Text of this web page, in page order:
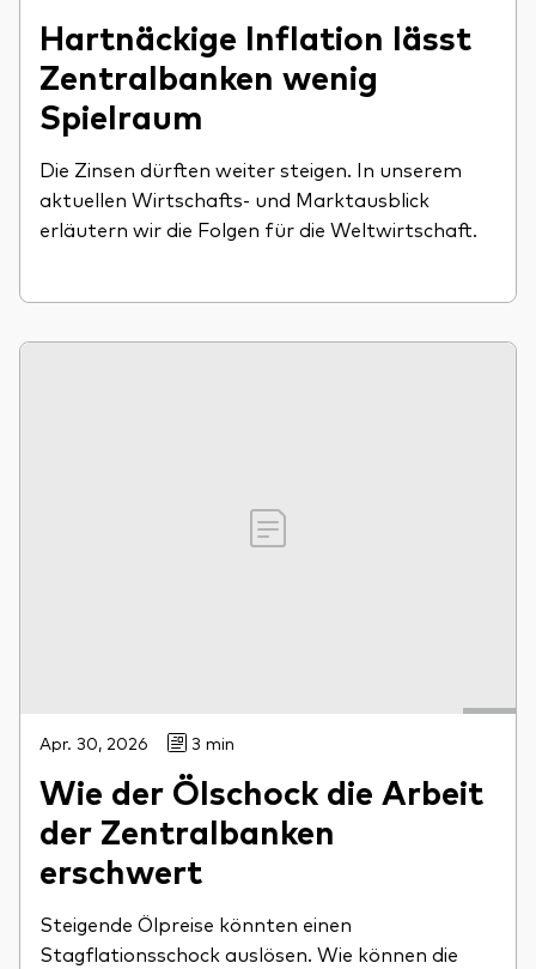
Hartnäckige Inflation lässt
Zentralbanken wenig
Spielraum
Die Zinsen dürften weiter steigen. In unserem
aktuellen Wirtschafts- und Marktausblick
erläutern wir die Folgen für die Weltwirtschaft.
Apr. 30, 2026 3 min
Wie der Ölschock die Arbeit
der Zentralbanken
erschwert
Steigende Ölpreise könnten einen
Stagflationsschock auslösen. Wie können die